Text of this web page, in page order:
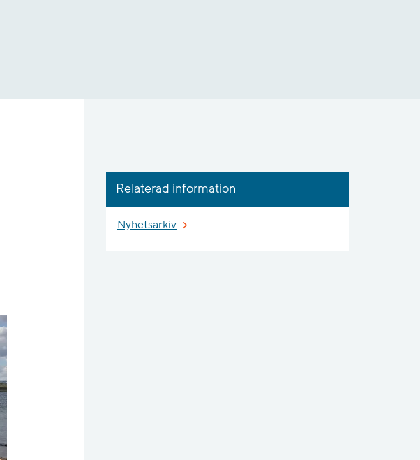
Relaterad information
Nyhetsarkiv